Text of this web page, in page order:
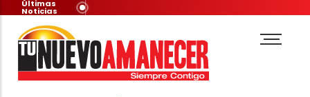
Últimas
Noticias